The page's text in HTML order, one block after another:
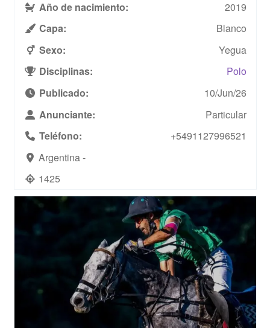
Año de nacimiento:
2019
Capa:
Blanco
Sexo:
Yegua
Disciplinas:
Polo
Publicado:
10/Jun/26
Anunciante:
Particular
Teléfono:
+5491127996521
Argentina -
1425